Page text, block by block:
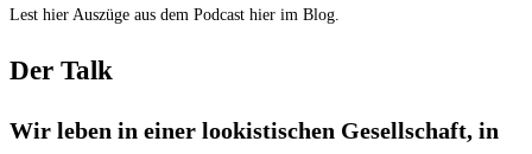
Lest hier Auszüge aus dem Podcast hier im Blog.
Der Talk
Wir leben in einer lookistischen Gesellschaft, in